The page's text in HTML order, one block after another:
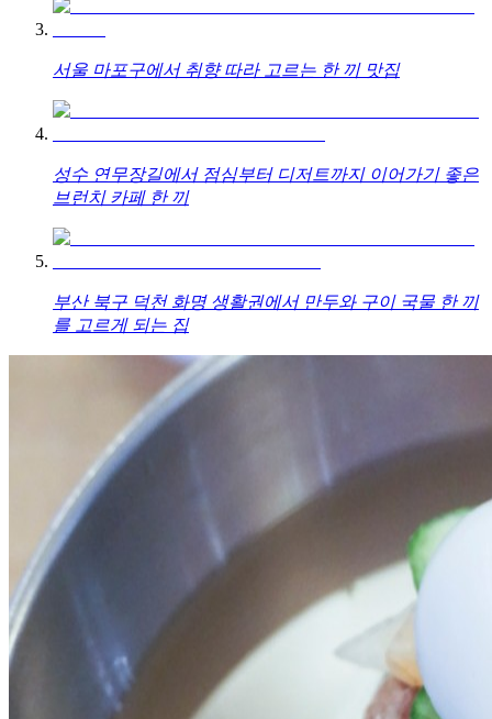
서울 마포구에서 취향 따라 고르는 한 끼 맛집
성수 연무장길에서 점심부터 디저트까지 이어가기 좋은
브런치 카페 한 끼
부산 북구 덕천 화명 생활권에서 만두와 구이 국물 한 끼
를 고르게 되는 집